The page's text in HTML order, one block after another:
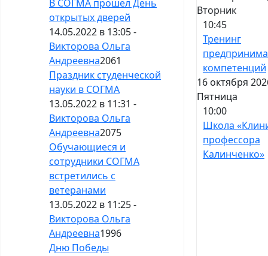
В СОГМА прошел День
открытых дверей
14.05.2022 в 13:05 -
Викторова Ольга
Андреевна2061
Праздник студенческой
науки в СОГМА
13.05.2022 в 11:31 -
Викторова Ольга
Андреевна2075
Обучающиеся и
сотрудники СОГМА
встретились с
ветеранами
13.05.2022 в 11:25 -
Викторова Ольга
Андреевна1996
Дню Победы
Вторник
10:45
Тренинг
компетенций
16 октября
Пятница
10:00
Школа
профессора
Калинченко»